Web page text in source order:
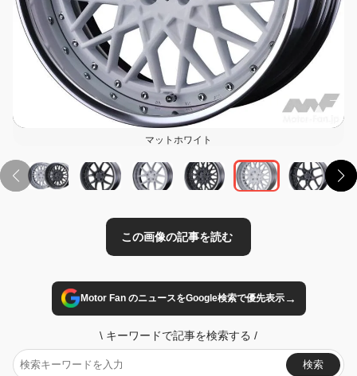
マットホワイト
この画像の記事を読む
Motor Fan のニュースをGoogle検索で優先表示→
\ キーワードで記事を検索する /
検索